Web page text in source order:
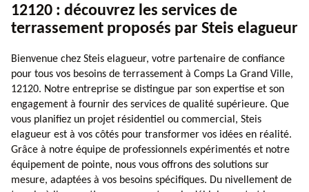
12120 : découvrez les services de
terrassement proposés par Steis elagueur
Bienvenue chez Steis elagueur, votre partenaire de confiance
pour tous vos besoins de terrassement à Comps La Grand Ville,
12120. Notre entreprise se distingue par son expertise et son
engagement à fournir des services de qualité supérieure. Que
vous planifiez un projet résidentiel ou commercial, Steis
elagueur est à vos côtés pour transformer vos idées en réalité.
Grâce à notre équipe de professionnels expérimentés et notre
équipement de pointe, nous vous offrons des solutions sur
mesure, adaptées à vos besoins spécifiques. Du nivellement de